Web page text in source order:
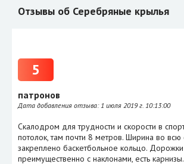
Отзывы об Серебряные крылья
патронов
Дата добавления отзыва:1 июля 2019 г. 10:13:00
5
Скалодром для трудности и скорости в
потолок, там почти 8 метров. Ширина во всю
закреплено баскетбольное кольцо. Дорожки
преимущественно с наклонами, есть